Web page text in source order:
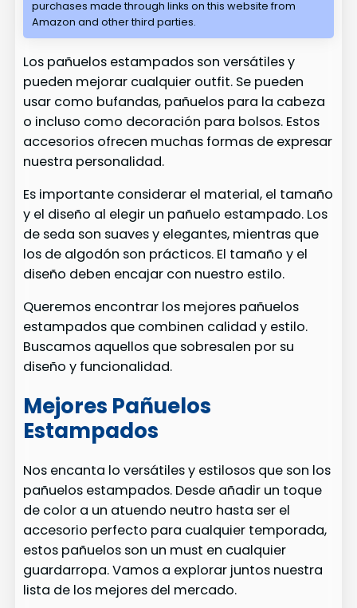
purchases made through links on this website from
Amazon and other third parties.
Los pañuelos estampados son versátiles y
pueden mejorar cualquier outfit. Se pueden
usar como bufandas, pañuelos para la cabeza
o incluso como decoración para bolsos. Estos
accesorios ofrecen muchas formas de expresar
nuestra personalidad.
Es importante considerar el material, el tamaño
y el diseño al elegir un pañuelo estampado. Los
de seda son suaves y elegantes, mientras que
los de algodón son prácticos. El tamaño y el
diseño deben encajar con nuestro estilo.
Queremos encontrar los mejores pañuelos
estampados que combinen calidad y estilo.
Buscamos aquellos que sobresalen por su
diseño y funcionalidad.
Mejores Pañuelos
Estampados
Nos encanta lo versátiles y estilosos que son los
pañuelos estampados. Desde añadir un toque
de color a un atuendo neutro hasta ser el
accesorio perfecto para cualquier temporada,
estos pañuelos son un must en cualquier
guardarropa. Vamos a explorar juntos nuestra
lista de los mejores del mercado.